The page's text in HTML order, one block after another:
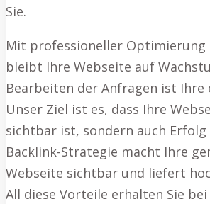
Sie.
Mit professioneller Optimierung
bleibt Ihre Webseite auf
Bearbeiten der Anfragen ist Ihre
Unser Ziel ist es, dass Ihre
sichtbar ist, sondern auch
Backlink-Strategie macht Ihre
Webseite sichtbar und liefert
All diese Vorteile erhalten Sie